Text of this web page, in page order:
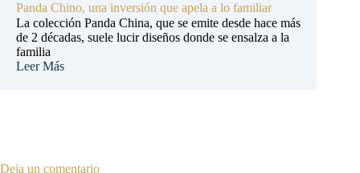
Panda Chino, una inversión que apela a lo familiar
La colección Panda China, que se emite desde hace más
de 2 décadas, suele lucir diseños donde se ensalza a la
familia
Leer Más
Deja un comentario